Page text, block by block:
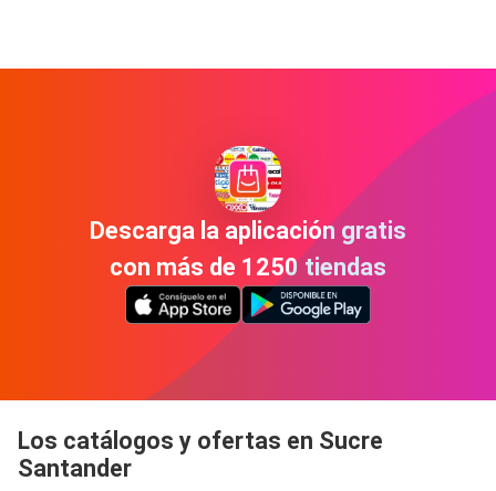
Descarga la aplicación gratis
con más de 1250 tiendas
Los catálogos y ofertas en Sucre
Santander